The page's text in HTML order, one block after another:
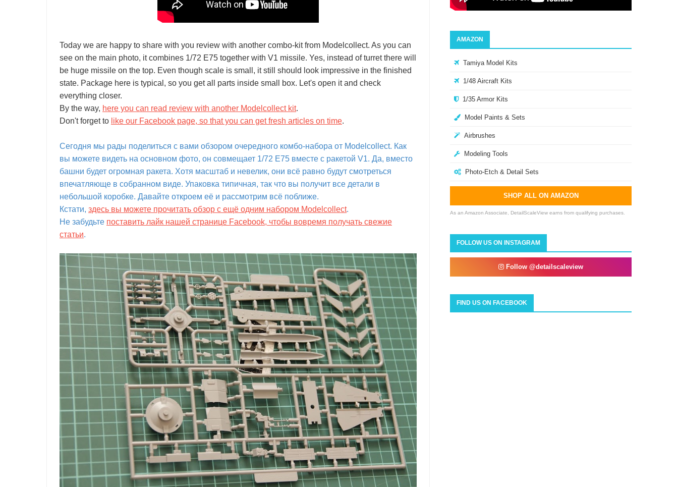
Today we are happy to share with you review with another combo-kit from Modelcollect. As you can
see on the main photo, it combines 1/72 E75 together with V1 missile. Yes, instead of turret there will
be huge missile on the top. Even though scale is small, it still should look impressive in the finished
state. Package here is typical, so you get all parts inside small box. Let's open it and check
everything closer.
By the way, here you can read review with another Modelcollect kit.
Don't forget to like our Facebook page, so that you can get fresh articles on time.
Сегодня мы рады поделиться с вами обзором очередного комбо-набора от Modelcollect. Как
вы можете видеть на основном фото, он совмещает 1/72 Е75 вместе с ракетой V1. Да, вместо
башни будет огромная ракета. Хотя масштаб и невелик, они всё равно будут смотреться
впечатляюще в собранном виде. Упаковка типичная, так что вы получит все детали в
небольшой коробке. Давайте откроем её и рассмотрим всё поближе.
Кстати, здесь вы можете прочитать обзор с ещё одним набором Modelcollect.
Не забудьте поставить лайк нашей странице Facebook, чтобы вовремя получать свежие
статьи.
AMAZON
Tamiya Model Kits
1/48 Aircraft Kits
1/35 Armor Kits
Model Paints & Sets
Airbrushes
Modeling Tools
Photo-Etch & Detail Sets
SHOP ALL ON AMAZON
As an Amazon Associate, DetailScaleView earns from qualifying purchases.
FOLLOW US ON INSTAGRAM
Follow @detailscaleview
FIND US ON FACEBOOK